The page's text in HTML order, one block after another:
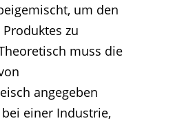
um den
zu
muss die
angegeben
einer Industrie,